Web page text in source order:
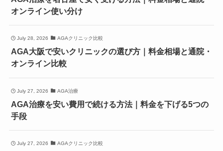
オンライン使い分け
July 28, 2026 AGAクリニック比較
AGA大阪で安いクリニックの選び方｜料金相場と通院・
オンライン比較
July 27, 2026 AGA治療
AGA治療を安い費用で続ける方法｜料金を下げる5つの
手段
July 27, 2026 AGAクリニック比較